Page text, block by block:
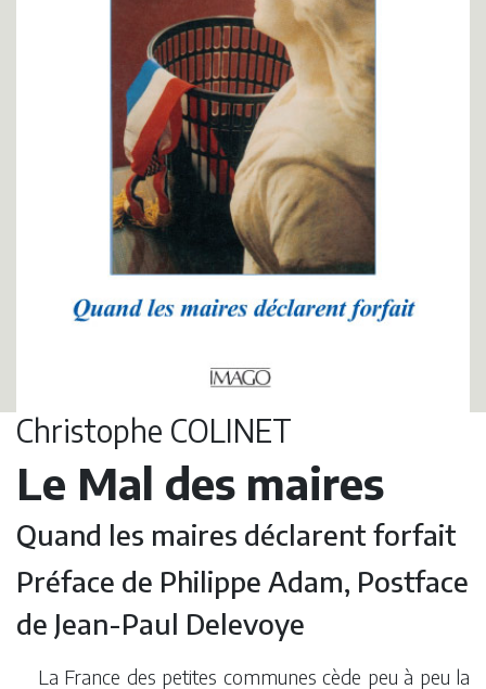
Christophe COLINET
Le Mal des maires
Quand les maires déclarent forfait
Préface de Philippe Adam, Postface
de Jean-Paul Delevoye
La France des petites communes cède peu à peu la